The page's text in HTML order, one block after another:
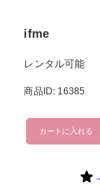
ifme
レンタル可能
商品ID: 16385
ifme
個
カートに入れる